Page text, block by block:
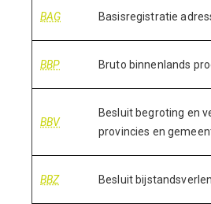
BAG Basisregistratie
BBP Bruto binnenlands
BBV
Besluit begroting en
provincies en
BBZ Besluit